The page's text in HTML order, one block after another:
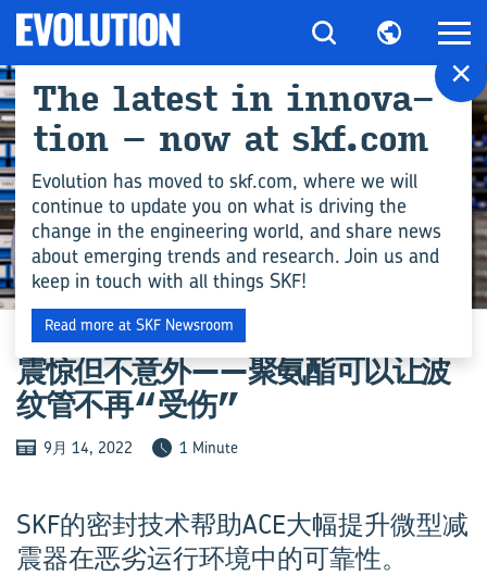
工程能力
震惊但不意外——聚氨酯可以让波
纹管不再“受伤”
9月 14, 2022 1 Minute
SKF的密封技术帮助ACE大幅提升微型减
震器在恶劣运行环境中的可靠性。
×
The latest in in­nov­a­
tion – now at skf.com
Evolution has moved to skf.com, where we will
continue to update you on what is driving the
change in the engineering world, and share news
about emerging trends and research. Join us and
keep in touch with all things SKF!
Read more at SKF Newsroom